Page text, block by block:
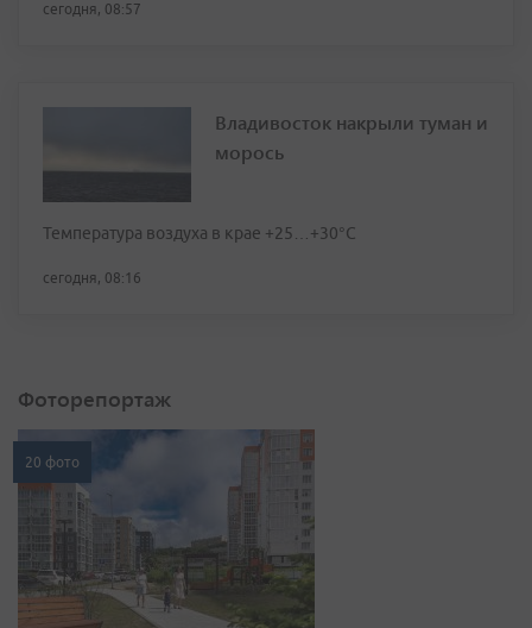
сегодня, 08:57
Владивосток накрыли туман и
морось
Температура воздуха в крае +25…+30°C
сегодня, 08:16
Фоторепортаж
20 фото